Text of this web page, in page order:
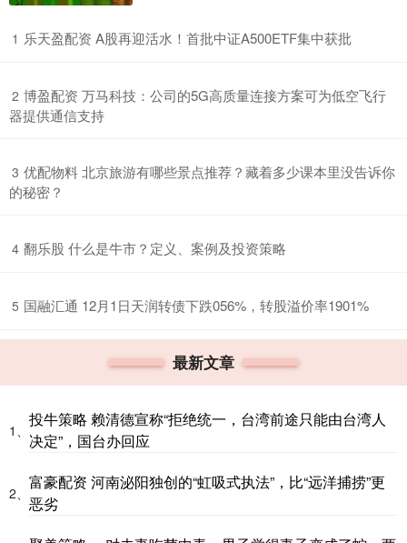
1 ​乐天盈配资 A股再迎活水！首批中证A500ETF集中获批
2 ​博盈配资 万马科技：公司的5G高质量连接方案可为低空飞行
器提供通信支持
3 ​优配物料 北京旅游有哪些景点推荐？藏着多少课本里没告诉你
的秘密？
4 ​翻乐股 什么是牛市？定义、案例及投资策略
5 ​国融汇通 12月1日天润转债下跌056%，转股溢价率1901%
最新文章
1、
投牛策略 赖清德宣称“拒绝统一，台湾前途只能由台湾人
决定”，国台办回应
2、
富豪配资 河南泌阳独创的“虹吸式执法”，比“远洋捕捞”更
恶劣